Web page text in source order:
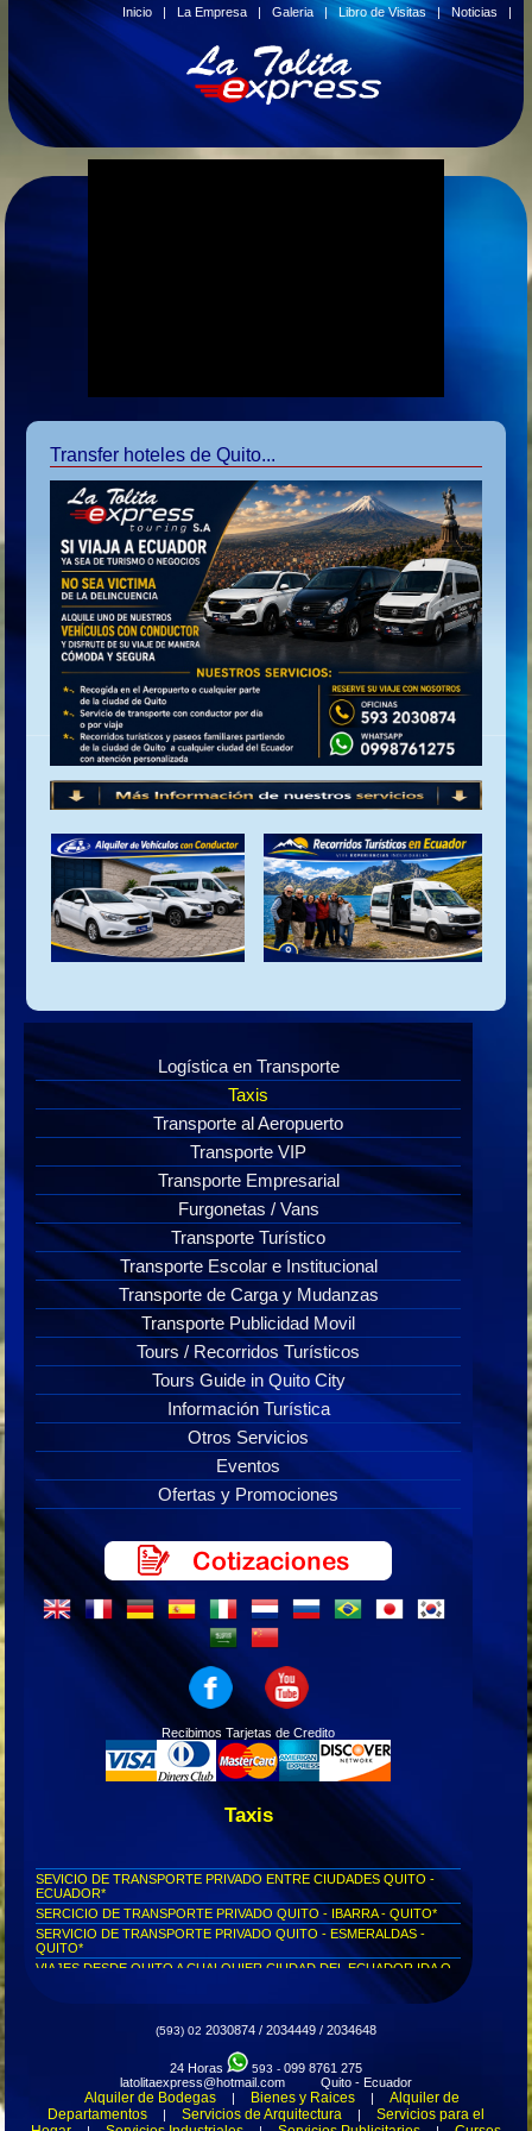
Inicio |La Empresa |Galeria |Libro de Visitas|Noticias |
Transfer hoteles de Quito...
Logística en Transporte
Taxis
Transporte al Aeropuerto
Transporte VIP
Transporte Empresarial
Furgonetas / Vans
Transporte Turístico
Transporte Escolar e Institucional
Transporte de Carga y Mudanzas
Transporte Publicidad Movil
Tours / Recorridos Turísticos
Tours Guide in Quito City
Información Turística
Otros Servicios
Eventos
Ofertas y Promociones
Recibimos Tarjetas de Credito
Taxis
SEVICIO DE TRANSPORTE PRIVADO ENTRE CIUDADES QUITO -
ECUADOR*
SERCICIO DE TRANSPORTE PRIVADO QUITO - IBARRA - QUITO*
SERVICIO DE TRANSPORTE PRIVADO QUITO - ESMERALDAS -
QUITO*
VIAJES DESDE QUITO A CUALQUIER CIUDAD DEL ECUADOR IDA O
Servicio puerta a puerta Quito - Otavalo...
Servicio puerta a puerta Quito - Esmeraldas...
Servicio puerta a puerta Quito - Ibarra...
Pide tu taxi privado y llega a tiempo a donde necesites...
Transporte VIP Express Quito - Ibarra - Quito...
(593) 02 2030874 / 2034449 / 2034648
24 Horas 593 -099 8761 275
latolitaexpress@hotmail.com Quito - Ecuador
Alquiler de Bodegas | Bienes y Raices |
Alquiler de
Departamentos
| Servicios de Arquitectura |
Servicios para el